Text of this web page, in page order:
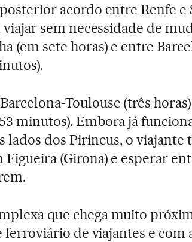
acordo entre Renfe e
sem necessidade de
(em sete horas) e entre
Toulouse (três
minutos). Embora já
lados dos Pirineus, o viajante
(Girona) e esperar
que chega muito
de viajantes e com